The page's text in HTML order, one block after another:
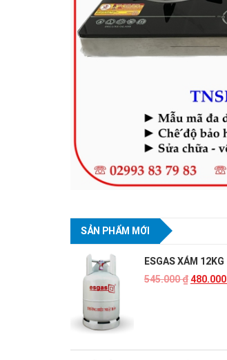
SẢN PHẨM MỚI
ESGAS XÁM 12KG
545.000₫480.000